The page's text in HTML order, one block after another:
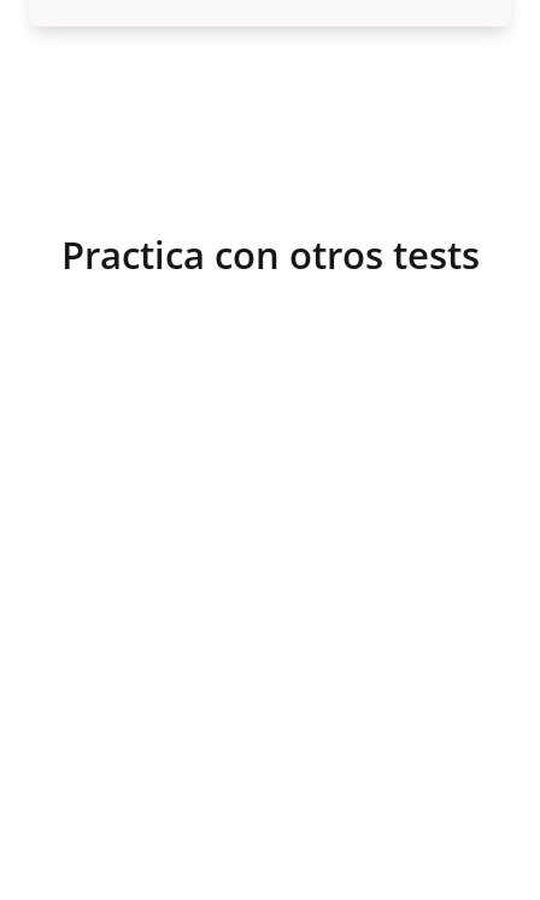
Practica con otros tests